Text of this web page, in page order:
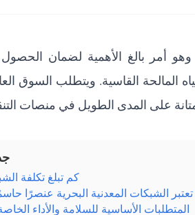
وهو أمر بالغ الأهمية لضمان
المالحة القاسية. ويتطلب السوق
كم تبلغ تكلفة
تعتبر الشبكات المعدنية البحرية عنصرًا
المتطلبات الأساسية للسلامة والأداء